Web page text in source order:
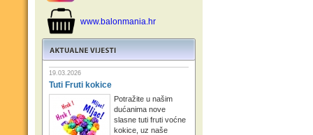
www.balonmania.hr
19.03.2026
Tuti Fruti kokice
Potražite u našim
dućanima nove
slasne tuti fruti voćne
kokice, uz naše